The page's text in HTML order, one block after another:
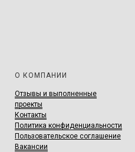
О КОМПАНИИ
Отзывы и выполненные
проекты
Контакты
Политика конфиденциальности
Пользовательское соглашение
Вакансии